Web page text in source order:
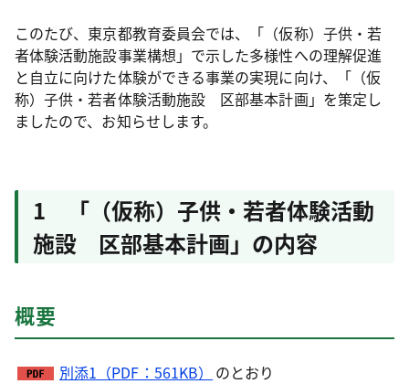
このたび、東京都教育委員会では、「（仮称）子供・若
者体験活動施設事業構想」で示した多様性への理解促進
と自立に向けた体験ができる事業の実現に向け、「（仮
称）子供・若者体験活動施設 区部基本計画」を策定し
ましたので、お知らせします。
1 「（仮称）子供・若者体験活動
施設 区部基本計画」の内容
概要
別添1（PDF：561KB） のとおり